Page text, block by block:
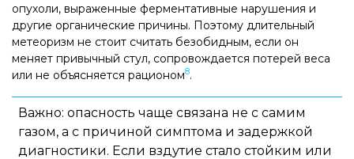
опухоли, выраженные ферментативные нарушения и
другие органические причины. Поэтому длительный
метеоризм не стоит считать безобидным, если он
меняет привычный стул, сопровождается потерей веса
или не объясняется рационом8.
Важно: опасность чаще связана не с самим
газом, а с причиной симптома и задержкой
диагностики. Если вздутие стало стойким или